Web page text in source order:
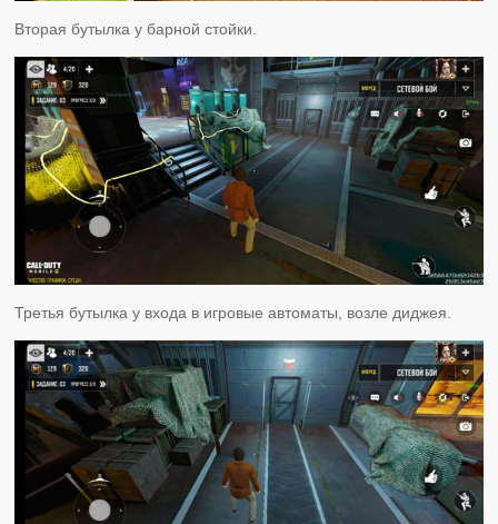
Вторая бутылка у барной стойки.
Третья бутылка у входа в игровые автоматы, возле диджея.